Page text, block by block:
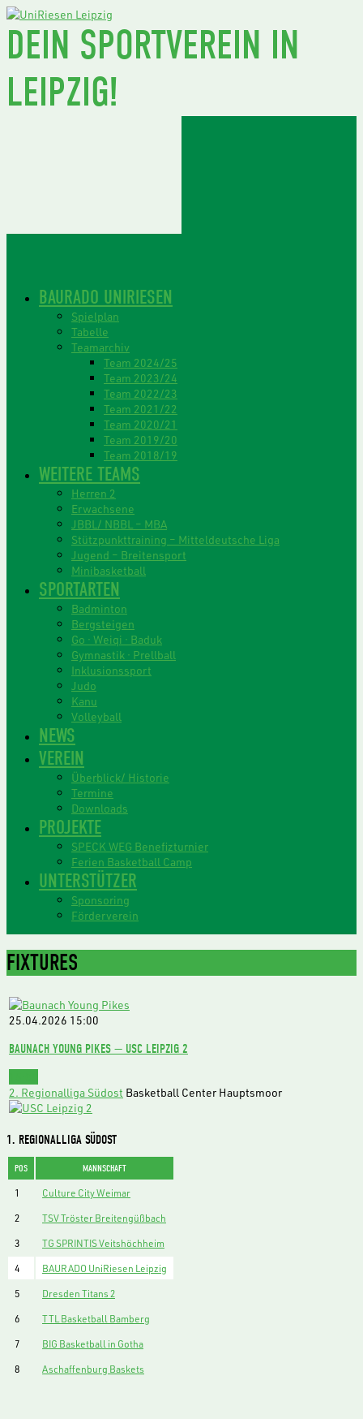
DEIN SPORTVEREIN IN
LEIPZIG!
BAURADO UNIRIESEN
Spielplan
Tabelle
Teamarchiv
Team 2024/25
Team 2023/24
Team 2022/23
Team 2021/22
Team 2020/21
Team 2019/20
Team 2018/19
WEITERE TEAMS
Herren 2
Erwachsene
JBBL/ NBBL – MBA
Stützpunkttraining – Mitteldeutsche Liga
Jugend – Breitensport
Minibasketball
SPORTARTEN
Badminton
Bergsteigen
Go · Weiqi · Baduk
Gymnastik · Prellball
Inklusionssport
Judo
Kanu
Volleyball
NEWS
VEREIN
Überblick/ Historie
Termine
Downloads
PROJEKTE
SPECK WEG Benefizturnier
Ferien Basketball Camp
UNTERSTÜTZER
Sponsoring
Förderverein
FIXTURES
25.04.2026 15:00
BAUNACH YOUNG PIKES — USC LEIPZIG 2
2. Regionalliga Südost Basketball Center Hauptsmoor
1. REGIONALLIGA SÜDOST
POS MANNSCHAFT
1
Culture City Weimar
2
TSV Tröster Breitengüßbach
3
TG SPRINTIS Veitshöchheim
4
BAURADO UniRiesen Leipzig
5
Dresden Titans 2
6
TTL Basketball Bamberg
7
BIG Basketball in Gotha
8
Aschaffenburg Baskets